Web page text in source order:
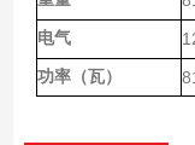
电气
功率（瓦）